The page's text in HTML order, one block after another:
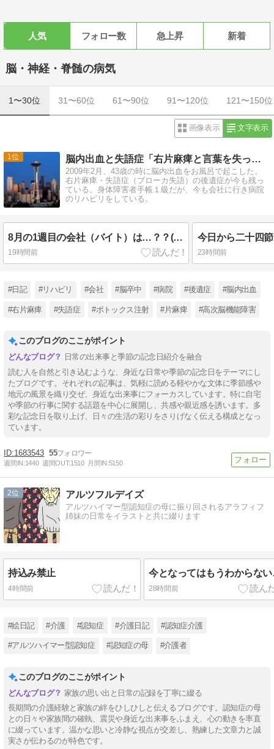
人気 フォロー数 急上昇 新着
脳・神経・脊髄の病気
1〜30位 31〜60位 61〜90位 91〜120位 121〜150位
画像表示 文字表示
1 脳内出血と失語症「右片麻痺と言葉を失った人間」
2009年2月、43歳の時に脳内出血をお風呂で起こした。
右片麻痺・失語症（ブローカ失語）の後遺症が今も残っ
ている。身体障害者手帳１級だが、今も会社に行き病院
のリハビリをしている。
8月の1週目の会社（バイト）は…？？(゜-゜)（今日はチャーハンの日2026）
19時間前 23時間前
#日記 #リハビリ #会社 #脳卒中 #病院 #後遺症 #脳内出血
#右片麻痺 #失語症 #ボトックス注射 #片麻痺 #高次脳機能障害
このブログのここがポイント
日常の出来事と季節の記念日紹介を融合
読む人を自然と引き込むような、身近な日常や季節の記念日をテーマにし
たブログです。それぞれの記事は、気軽に読める軽やかな文体に季節感や
地元の風景を織り交ぜ、身近な出来事にフォーカスしています。特に自宅
や季節の行事に関する話題を中心に展開し、共感や親近感を誘います。多
彩な記念日を取り上げ、日々の生活の彩りをさりげなく伝える構成となっ
ています。
1683543 55
週間IN:1440 週間OUT:1510 月間IN:5150
2 アルツフルデイズ
アルツハイマー型認知症の母に振り回されるアラフィフ
姉妹の日常をイラストと共に綴ります
持込み禁止
4時間前
今となってはもうわからな
28時間前
#絵日記 #介護 #認知症 #介護日記 #認知症介護
#アルツハイマー型認知症 #認知症の母 #介護者
このブログのここがポイント
家族の思い出と日常の記録を丁寧に綴る
長期間の介護経験と家族の絆をひしひしと伝えるブログです。認知症の母
との日々や家族間の確執、震災や身近な出来事をふまえ、心の動きを率直
に綴っています。温かな思いと冷静な視点が交差し、熟練した文章力と誠
実さが伝わるのが特色です。